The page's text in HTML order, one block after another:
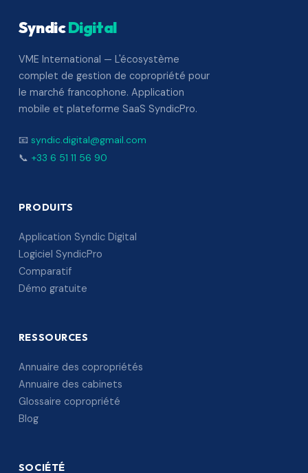
SyndicDigital
VME International — L'écosystème
complet de gestion de copropriété pour
le marché francophone. Application
mobile et plateforme SaaS SyndicPro.
📧 syndic.digital@gmail.com
📞 +33 6 51 11 56 90
PRODUITS
Application Syndic Digital
Logiciel SyndicPro
Comparatif
Démo gratuite
RESSOURCES
Annuaire des copropriétés
Annuaire des cabinets
Glossaire copropriété
Blog
SOCIÉTÉ